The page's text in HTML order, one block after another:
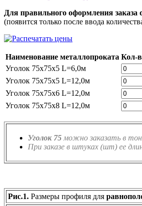
Для правильного оформления заказа
(появится только после ввода
Наименование металлопроката Кол-
Уголок 75х75х5 L=6,0м
Уголок 75х75х5 L=12,0м
Уголок 75х75х6 L=12,0м
Уголок 75х75х8 L=12,0м
Уголок 75 можно заказать в
При заказе в штуках (шт) ее
Рис.1. Размеры профиля для